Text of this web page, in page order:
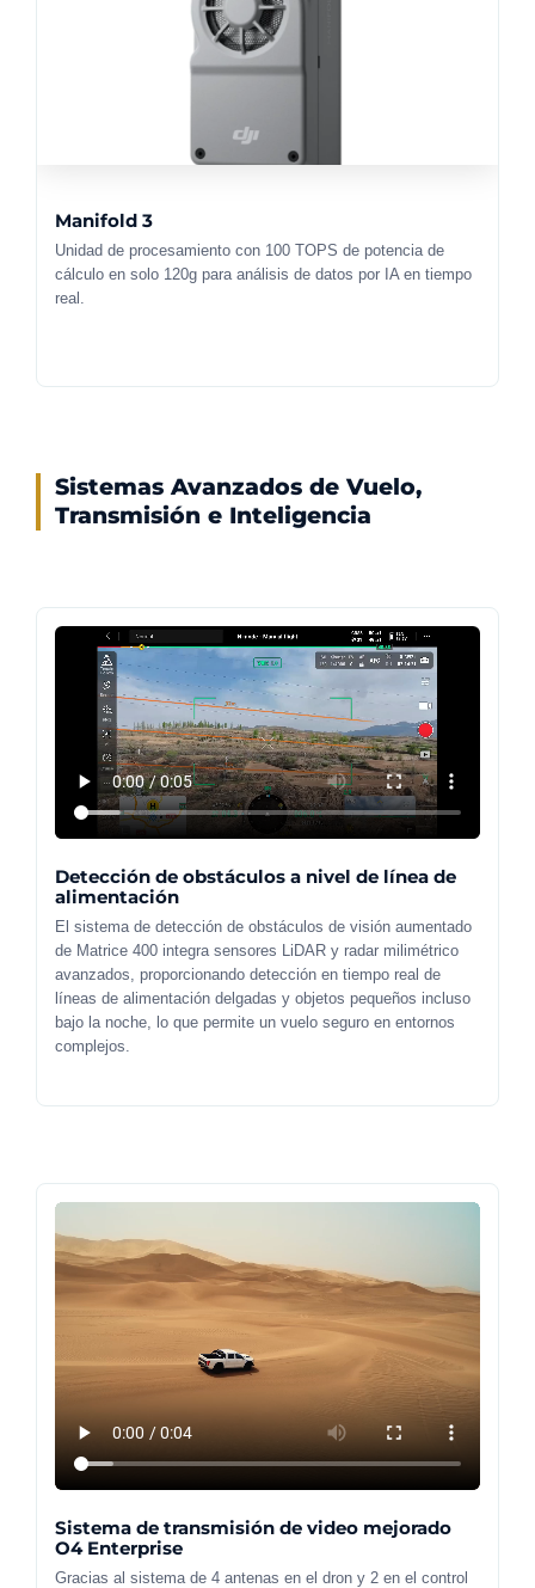
Manifold 3
Unidad de procesamiento con 100 TOPS de potencia de
cálculo en solo 120g para análisis de datos por IA en tiempo
real.
Sistemas Avanzados de Vuelo,
Transmisión e Inteligencia
Detección de obstáculos a nivel de línea de
alimentación
El sistema de detección de obstáculos de visión aumentado
de Matrice 400 integra sensores LiDAR y radar milimétrico
avanzados, proporcionando detección en tiempo real de
líneas de alimentación delgadas y objetos pequeños incluso
bajo la noche, lo que permite un vuelo seguro en entornos
complejos.
Sistema de transmisión de video mejorado
O4 Enterprise
Gracias al sistema de 4 antenas en el dron y 2 en el control